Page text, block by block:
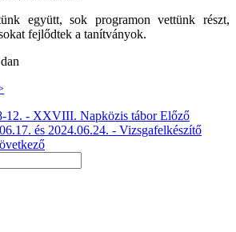
együtt, sok programon vettünk részt,
fejlődtek a tanítványok.
12. - XXVIII. Napközis táborElőző
és 2024.06.24. - Vizsgafelkészítő